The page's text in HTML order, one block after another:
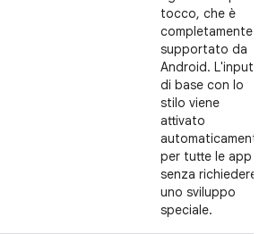
tocco, che è
completamente
supportato da
Android. L'input
di base con lo
stilo viene
attivato
automaticamente
per tutte le app
senza richiedere
uno sviluppo
speciale.